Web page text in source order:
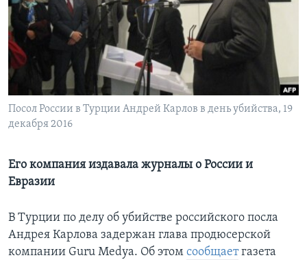
Learning English
СОЦИАЛЬНЫЕ СЕТИ
Языки
Посол России в Турции Андрей Карлов в день убийства, 19
декабря 2016
Его компания издавала журналы о России и
Евразии
В Турции по делу об убийстве российского посла
Андрея Карлова задержан глава продюсерской
компании Guru Medya. Об этом сообщаетгазета